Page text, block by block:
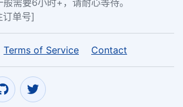
需要6小时+，请耐心等待。
订单号]
Terms of Service Contact